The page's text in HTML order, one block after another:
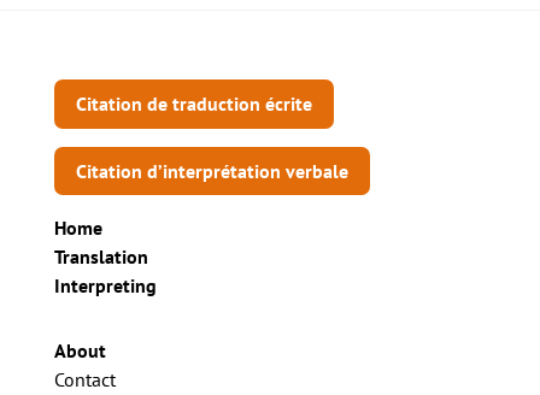
Citation de traduction écrite
Citation d’interprétation verbale
Home
Translation
Interpreting
About
Contact